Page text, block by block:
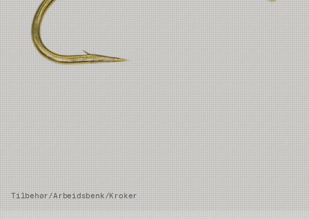
Tilbehør/Arbeidsbenk/Kroker